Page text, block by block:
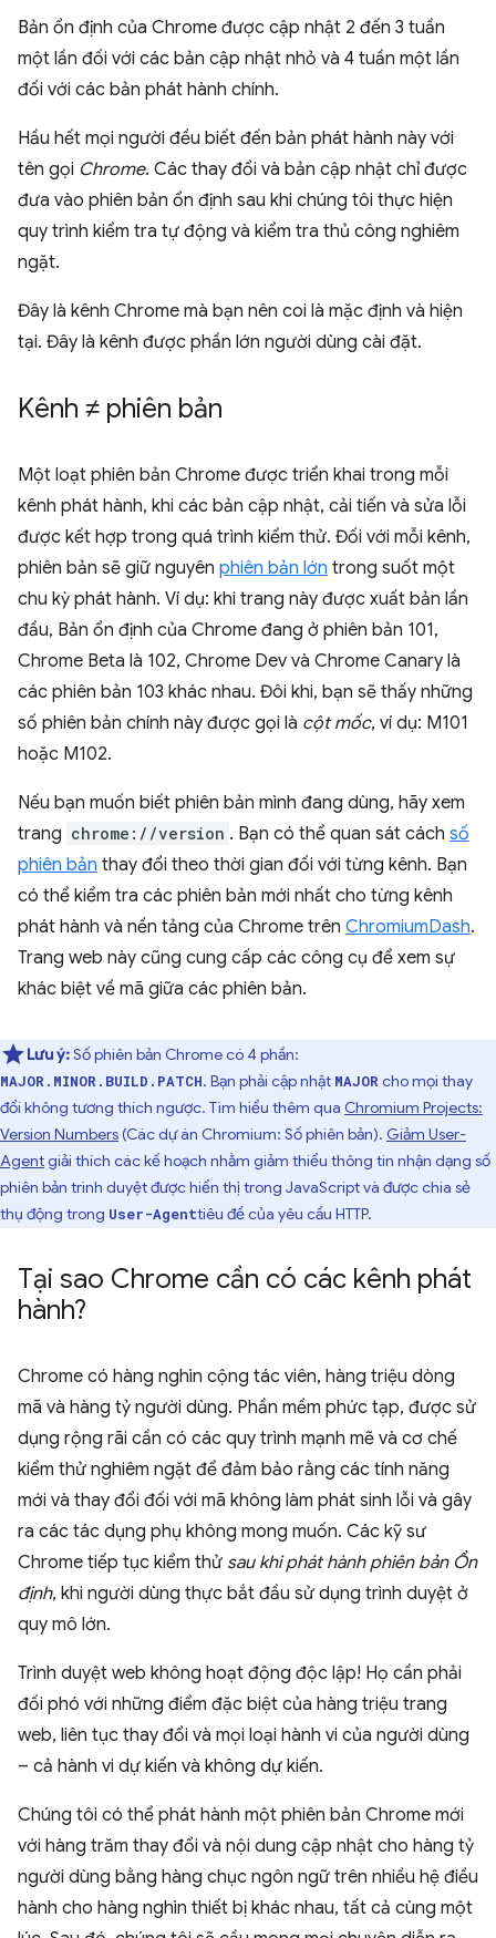
Bản ổn định của Chrome được cập nhật 2 đến 3 tuần
một lần đối với các bản cập nhật nhỏ và 4 tuần một lần
đối với các bản phát hành chính.
Hầu hết mọi người đều biết đến bản phát hành này với
tên gọi Chrome. Các thay đổi và bản cập nhật chỉ được
đưa vào phiên bản ổn định sau khi chúng tôi thực hiện
quy trình kiểm tra tự động và kiểm tra thủ công nghiêm
ngặt.
Đây là kênh Chrome mà bạn nên coi là mặc định và hiện
tại. Đây là kênh được phần lớn người dùng cài đặt.
Kênh ≠ phiên bản
Một loạt phiên bản Chrome được triển khai trong mỗi
kênh phát hành, khi các bản cập nhật, cải tiến và sửa lỗi
được kết hợp trong quá trình kiểm thử. Đối với mỗi kênh,
phiên bản sẽ giữ nguyên phiên bản lớn trong suốt một
chu kỳ phát hành. Ví dụ: khi trang này được xuất bản lần
đầu, Bản ổn định của Chrome đang ở phiên bản 101,
Chrome Beta là 102, Chrome Dev và Chrome Canary là
các phiên bản 103 khác nhau. Đôi khi, bạn sẽ thấy những
số phiên bản chính này được gọi là cột mốc, ví dụ: M101
hoặc M102.
Nếu bạn muốn biết phiên bản mình đang dùng, hãy xem
trang chrome://version . Bạn có thể quan sát cách số
phiên bản thay đổi theo thời gian đối với từng kênh. Bạn
có thể kiểm tra các phiên bản mới nhất cho từng kênh
phát hành và nền tảng của Chrome trên ChromiumDash.
Trang web này cũng cung cấp các công cụ để xem sự
khác biệt về mã giữa các phiên bản.
Lưu ý:Số phiên bản Chrome có 4 phần:
MAJOR.MINOR.BUILD.PATCH. Bạn phải cập nhật MAJOR cho mọi thay
đổi không tương thích ngược. Tìm hiểu thêm qua Chromium Projects:
Version Numbers(Các dự án Chromium: Số phiên bản). Giảm User-
Agentgiải thích các kế hoạch nhằm giảm thiểu thông tin nhận dạng số
phiên bản trình duyệt được hiển thị trong JavaScript và được chia sẻ
thụ động trong User-Agenttiêu đề của yêu cầu HTTP.
Tại sao Chrome cần có các kênh phát
hành?
Chrome có hàng nghìn cộng tác viên, hàng triệu dòng
mã và hàng tỷ người dùng. Phần mềm phức tạp, được sử
dụng rộng rãi cần có các quy trình mạnh mẽ và cơ chế
kiểm thử nghiêm ngặt để đảm bảo rằng các tính năng
mới và thay đổi đối với mã không làm phát sinh lỗi và gây
ra các tác dụng phụ không mong muốn. Các kỹ sư
Chrome tiếp tục kiểm thử sau khi phát hành phiên bản Ổn
định, khi người dùng thực bắt đầu sử dụng trình duyệt ở
quy mô lớn.
Trình duyệt web không hoạt động độc lập! Họ cần phải
đối phó với những điểm đặc biệt của hàng triệu trang
web, liên tục thay đổi và mọi loại hành vi của người dùng
– cả hành vi dự kiến và không dự kiến.
Chúng tôi có thể phát hành một phiên bản Chrome mới
với hàng trăm thay đổi và nội dung cập nhật cho hàng tỷ
người dùng bằng hàng chục ngôn ngữ trên nhiều hệ điều
hành cho hàng nghìn thiết bị khác nhau, tất cả cùng một